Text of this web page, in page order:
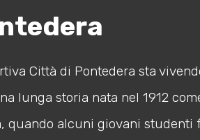
Città di Pontedera sta
lunga storia nata nel 1912
quando alcuni giovani studenti